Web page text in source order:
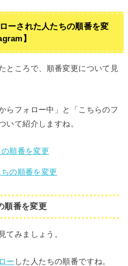
ーされた人たちの順番を変
】
ところで、順番変更について見
らフォロー中」と「こちらのフ
いて紹介しますね。
順番を変更
の順番を変更
順番を変更
てみましょう。
ー した人たちの順番ですね。